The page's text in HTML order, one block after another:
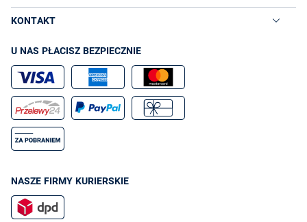
KONTAKT
U NAS PŁACISZ BEZPIECZNIE
NASZE FIRMY KURIERSKIE